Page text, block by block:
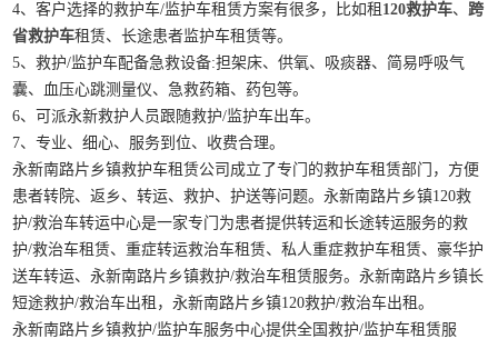
4、客户选择的救护车/监护车租赁方案有很多，比如租 120救护车、跨
省救护车租赁、长途患者监护车租赁等。
5、救护/监护车配备急救设备:担架床、供氧、吸痰器、简易呼吸气
囊、血压心跳测量仪、急救药箱、药包等。
6、可派永新救护人员跟随救护/监护车出车。
7、专业、细心、服务到位、收费合理。
永新南路片乡镇救护车租赁公司成立了专门的救护车租赁部门，方便
患者转院、返乡、转运、救护、护送等问题。永新南路片乡镇120救
护/救治车转运中心是一家专门为患者提供转运和长途转运服务的救
护/救治车租赁、重症转运救治车租赁、私人重症救护车租赁、豪华护
送车转运、永新南路片乡镇救护/救治车租赁服务。永新南路片乡镇长
短途救护/救治车出租，永新南路片乡镇120救护/救治车出租。
永新南路片乡镇救护/监护车服务中心提供全国救护/监护车租赁服